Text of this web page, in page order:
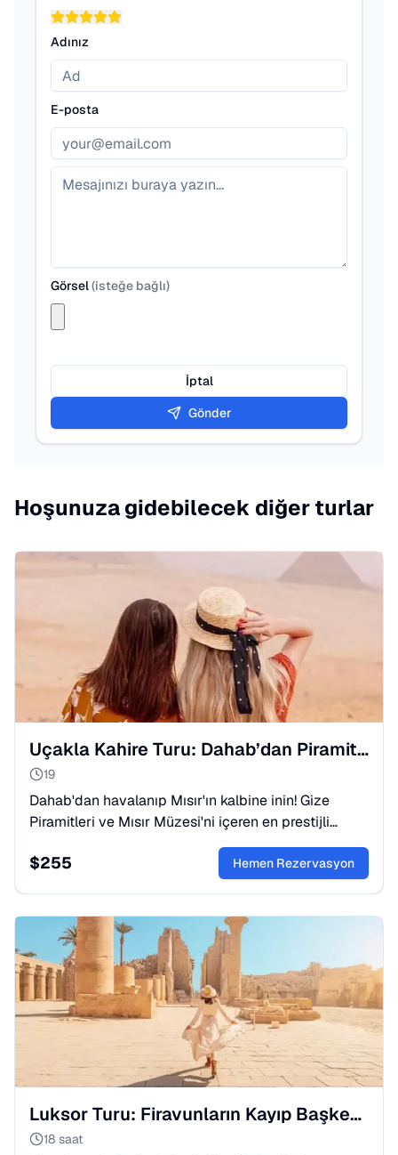
Adınız
E-posta
Görsel(isteğe bağlı)
İptal
Gönder
Hoşunuza gidebilecek diğer turlar
Uçakla Kahire Turu: Dahab’dan Piramitlere Hızlı Yol
19
Dahab'dan havalanıp Mısır'ın kalbine inin! Gize
Piramitleri ve Mısır Müzesi'ni içeren en prestijli
Kahire turu. Zamanı kısıtlı gezginler için uçak
konforuyla.
$255 Hemen Rezervasyon
Luksor Turu: Firavunların Kayıp Başkentine Yolculuk
18 saat